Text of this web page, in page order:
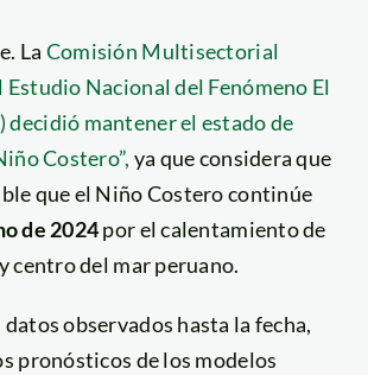
La Comisión Multisectorial
Estudio Nacional del Fenómeno El
decidió mantener el estado de
Costero”, ya que considera que
que el Niño Costero continúe
de 2024por el calentamiento de
centro del mar peruano.
datos observados hasta la fecha,
pronósticos de los modelos